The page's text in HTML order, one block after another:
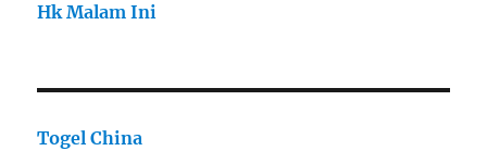
Hk Malam Ini
Togel China